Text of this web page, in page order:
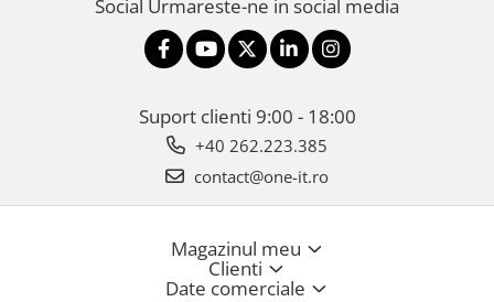
Social Urmareste-ne in social media
Suport clienti 9:00 - 18:00
+40 262.223.385
contact@one-it.ro
Magazinul meu
Clienti
Date comerciale